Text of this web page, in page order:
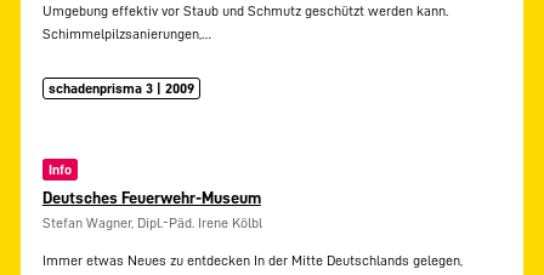
Umgebung effektiv vor Staub und Schmutz geschützt werden kann.
Schimmelpilzsanierungen,…
schadenprisma 3 | 2009
Info
Deutsches Feuerwehr-Museum
Stefan Wagner, Dipl.-Päd. Irene Kölbl
Immer etwas Neues zu entdecken In der Mitte Deutschlands gelegen,